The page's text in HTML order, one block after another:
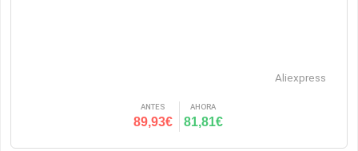
Aliexpress
ANTES
89,93€
AHORA
81,81€